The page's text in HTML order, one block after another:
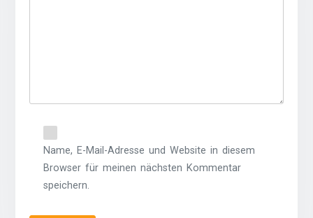
Name, E-Mail-Adresse und Website in diesem
Browser für meinen nächsten Kommentar
speichern.